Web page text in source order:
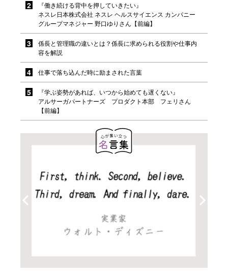
『働き続ける背中を押していきたい』
ネスレ日本株式会社 ネスレ ヘルスサイエンス カンパニー
グループマネジャー 野口ゆりさん【前編】
係長と管理職の違いとは？係長に求められる役割や仕事内
容を解説
仕事で落ち込んだ時に励まされた言葉
『学ぶ姿勢があれば、いつから始めても遅くない』
アルサーガパートナーズ プロダクト本部 フェリさん
【前編】